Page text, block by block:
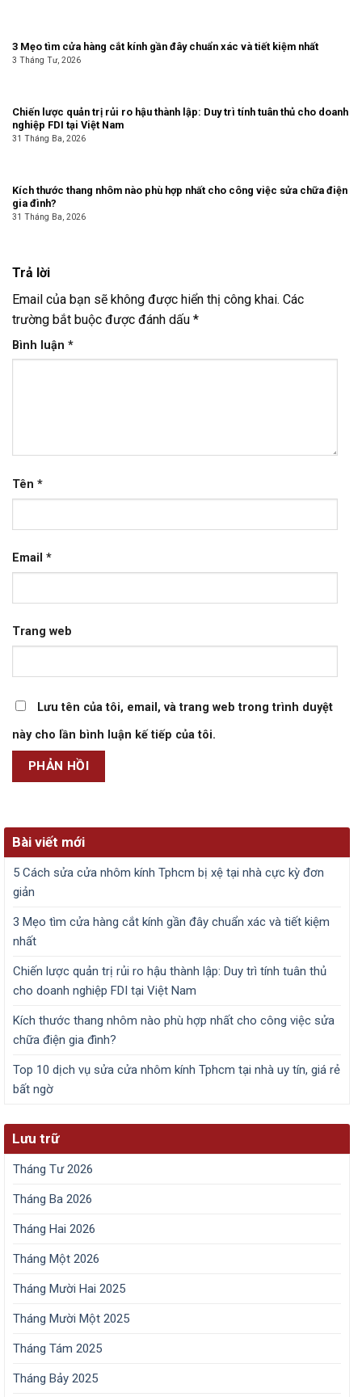
3 Mẹo tìm cửa hàng cắt kính gần đây chuẩn xác và tiết kiệm nhất
3 Tháng Tư, 2026
Chiến lược quản trị rủi ro hậu thành lập: Duy trì tính tuân thủ cho doanh
nghiệp FDI tại Việt Nam
31 Tháng Ba, 2026
Kích thước thang nhôm nào phù hợp nhất cho công việc sửa chữa điện
gia đình?
31 Tháng Ba, 2026
Trả lời
Email của bạn sẽ không được hiển thị công khai. Các
trường bắt buộc được đánh dấu *
Bình luận *
Tên *
Email *
Trang web
Lưu tên của tôi, email, và trang web trong trình duyệt
này cho lần bình luận kế tiếp của tôi.
Bài viết mới
5 Cách sửa cửa nhôm kính Tphcm bị xệ tại nhà cực kỳ đơn
giản
3 Mẹo tìm cửa hàng cắt kính gần đây chuẩn xác và tiết kiệm
nhất
Chiến lược quản trị rủi ro hậu thành lập: Duy trì tính tuân thủ
cho doanh nghiệp FDI tại Việt Nam
Kích thước thang nhôm nào phù hợp nhất cho công việc sửa
chữa điện gia đình?
Top 10 dịch vụ sửa cửa nhôm kính Tphcm tại nhà uy tín, giá rẻ
bất ngờ
Lưu trữ
Tháng Tư 2026
Tháng Ba 2026
Tháng Hai 2026
Tháng Một 2026
Tháng Mười Hai 2025
Tháng Mười Một 2025
Tháng Tám 2025
Tháng Bảy 2025